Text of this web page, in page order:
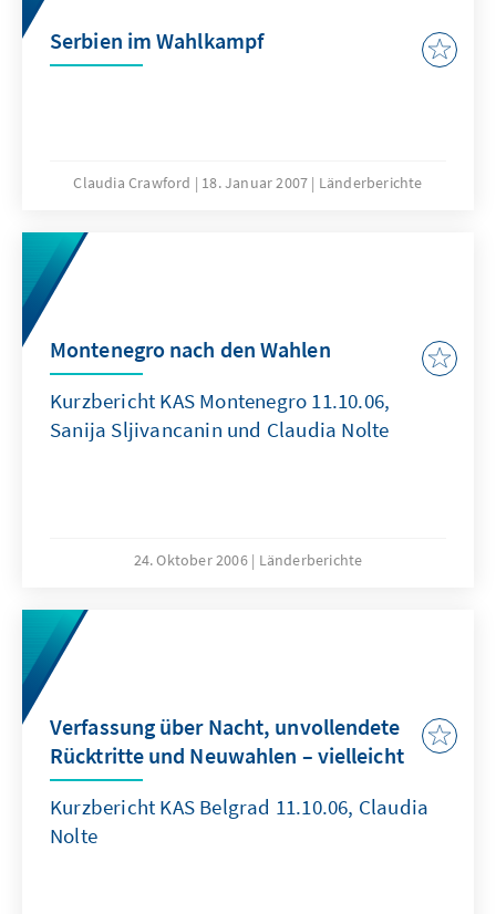
Serbien im Wahlkampf
Claudia Crawford 18. Januar 2007 Länderberichte
Montenegro nach den Wahlen
Kurzbericht KAS Montenegro 11.10.06,
Sanija Sljivancanin und Claudia Nolte
24. Oktober 2006 Länderberichte
Verfassung über Nacht, unvollendete
Rücktritte und Neuwahlen – vielleicht
Kurzbericht KAS Belgrad 11.10.06, Claudia
Nolte